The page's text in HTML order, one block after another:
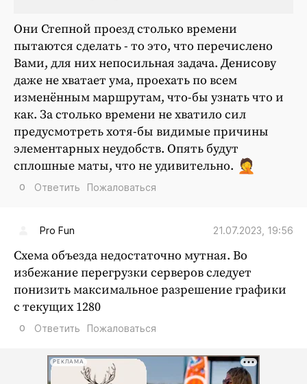
Они Степной проезд столько времени
пытаются сделать - то это, что перечислено
Вами, для них непосильная задача. Денисову
даже не хватает ума, проехать по всем
изменённым маршрутам, что-бы узнать что и
как. За столько времени не хватило сил
предусмотреть хотя-бы видимые причины
элементарных неудобств. Опять будут
сплошные маты, что не удивительно.
0 Ответить Пожаловаться
Pro Fun 21.07.2023, 19:56
Схема объезда недостаточно мутная. Во
избежание перегрузки серверов следует
понизить максимальное разрешение графики
с текущих 1280
0 Ответить Пожаловаться
РЕКЛАМА